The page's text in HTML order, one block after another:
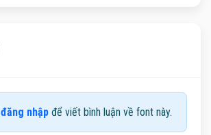
đăng nhập để viết bình luận về font này.